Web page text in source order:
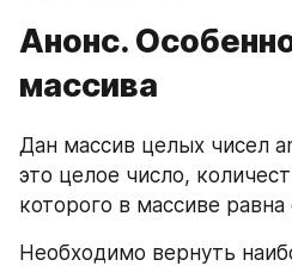
Анонс.
массива
Дан массив целых чисел
это целое число,
которого в массиве
Необходимо вернуть